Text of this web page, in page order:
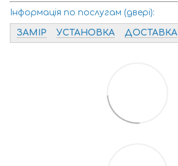
Інформація по послугам (двері):
ЗАМІР УСТАНОВКА ДОСТАВКА